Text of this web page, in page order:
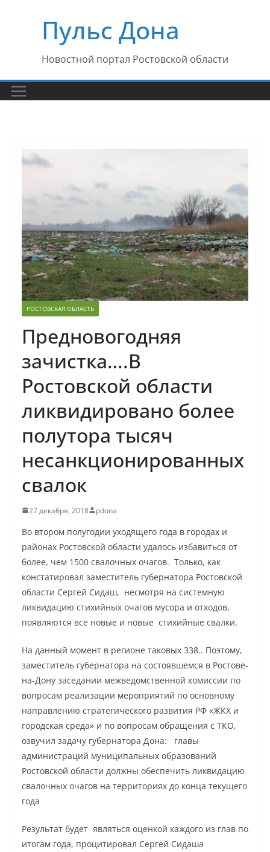
содержимомуПульс Дона
Новостной портал Ростовской области
РОСТОВСКАЯ ОБЛАСТЬ
Предновогодняя
зачистка….В
Ростовской области
ликвидировано более
полутора тысяч
несанкционированных
свалок
27 декабря, 2018 pdona
Во втором полугодии уходящего года в городах и
районах Ростовской области удалось избавиться от
более, чем 1500 свалочных очагов. Только, как
констатировал заместитель губернатора Ростовской
области Сергей Сидаш, несмотря на системную
ликвидацию стихийных очагов мусора и отходов,
появляются все новые и новые стихийные свалки.
На данный момент в регионе таковых 338.. Поэтому,
заместитель губернатора на состоявшемся в Ростове-
на-Дону заседании межведомственной комиссии по
вопросам реализации мероприятий по основному
направлению стратегического развития РФ «ЖКХ и
городская среда» и по вопросам обращения с ТКО,
озвучил задачу губернатора Дона: главы
администраций муниципальных образований
Ростовской области должны обеспечить ликвидацию
свалочных очагов на территориях до конца текущего
года
Результат будет являться оценкой каждого из глав по
итогам года, процитировал Сергей Сидаша